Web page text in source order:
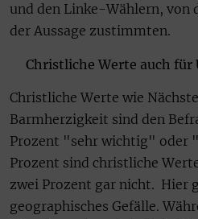
und den Linke-Wählern, von
der Aussage zustimmten.
Christliche Werte auch
Christliche Werte wie
Barmherzigkeit sind den
Prozent "sehr wichtig" oder
Prozent sind christliche
zwei Prozent gar nicht. Hier
geographisches Gefälle.